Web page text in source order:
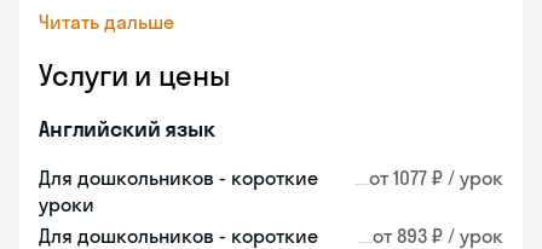
Читать дальше
Услуги и цены
Английский язык
Для дошкольников - короткие
уроки
от 1077 ₽ / урок
Для дошкольников - короткие
от 893 ₽ / урок